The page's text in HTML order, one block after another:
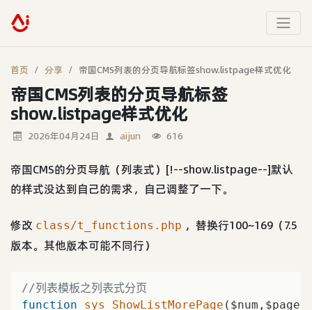
首页 分享 帝国CMS列表的分页导航标签show.listpage样式优化
帝国CMS列表的分页导航标签
show.listpage样式优化
2026年04月24日 aijun 616
帝国CMS的分页导航（列表式）[!--show.listpage--]默认
的样式没达到自己的需求，自己调整了一下。
修改 class/t_functions.php ，替换行100~169（7.5
版本。其他版本可能不同行）
//列表模板之列表式分页
function
sys_ShowListMorePage